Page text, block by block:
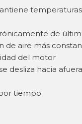
temperaturas
de
de aire más
del motor
desliza hacia
tiempo